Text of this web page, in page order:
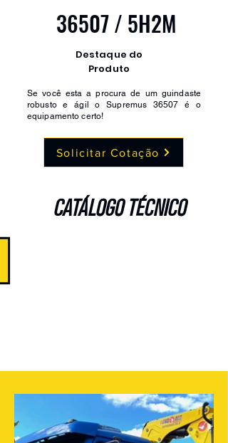
36507 / 5H2M
Destaque do
Produto
Se você esta a procura de um guindaste
robusto e ágil o Supremus 36507 é o
equipamento certo!
Solicitar Cotação
CATÁLOGO TÉCNICO